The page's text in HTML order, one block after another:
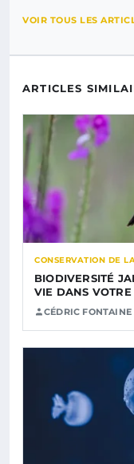
VOIR TOUS LES
ARTICLES
CONSERVATION DE
BIODIVERSITÉ
VIE DANS
CÉDRIC FONTAINE